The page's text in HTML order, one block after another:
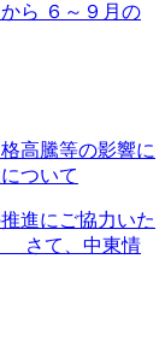
ら ６～９月の
高騰等の影響に
ついて
進にご協力いた
さて、中東情